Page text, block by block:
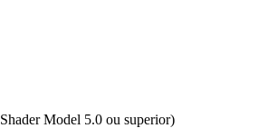
Model 5.0 ou superior)